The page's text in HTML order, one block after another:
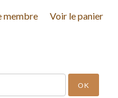
membre Voir le panier
OK